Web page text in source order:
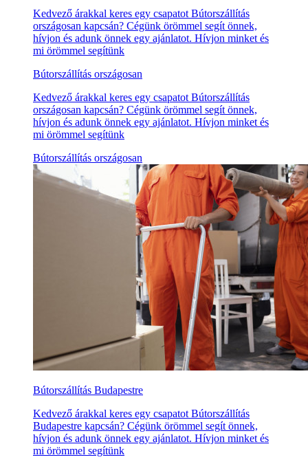
Kedvező árakkal keres egy csapatot Bútorszállítás
országosan kapcsán? Cégünk örömmel segít önnek,
hívjon és adunk önnek egy ajánlatot. Hívjon minket és
mi örömmel segítünk
Bútorszállítás országosan
Kedvező árakkal keres egy csapatot Bútorszállítás
országosan kapcsán? Cégünk örömmel segít önnek,
hívjon és adunk önnek egy ajánlatot. Hívjon minket és
mi örömmel segítünk
Bútorszállítás országosan
Bútorszállítás Budapestre
Kedvező árakkal keres egy csapatot Bútorszállítás
Budapestre kapcsán? Cégünk örömmel segít önnek,
hívjon és adunk önnek egy ajánlatot. Hívjon minket és
mi örömmel segítünk